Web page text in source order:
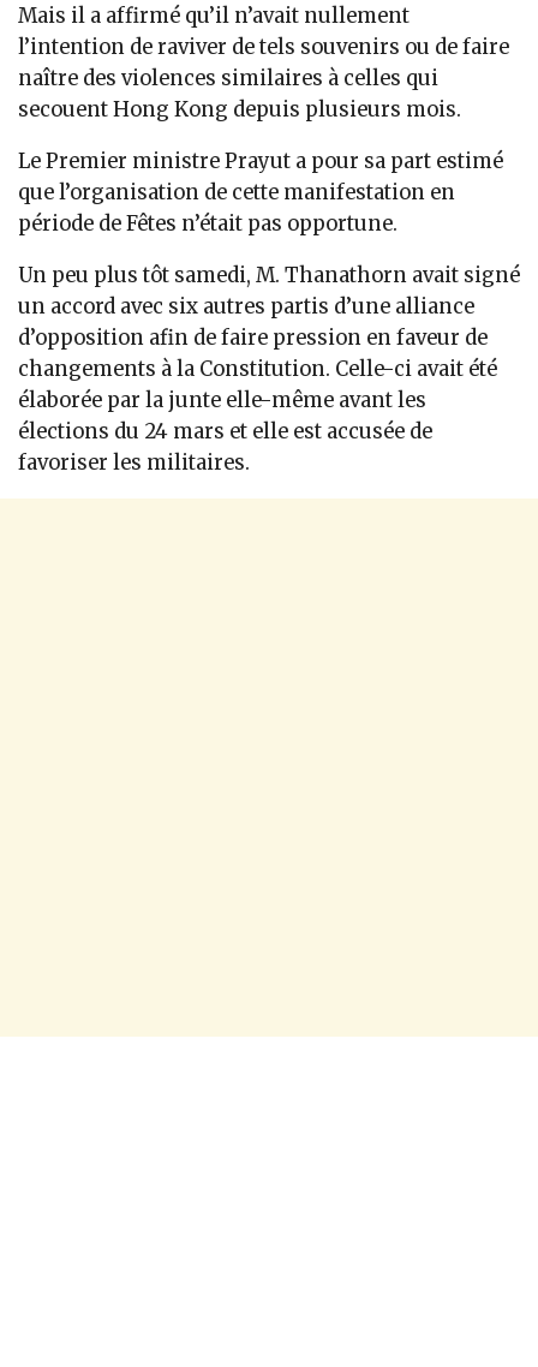
Mais il a affirmé qu’il n’avait nullement
l’intention de raviver de tels souvenirs ou de faire
naître des violences similaires à celles qui
secouent Hong Kong depuis plusieurs mois.
Le Premier ministre Prayut a pour sa part estimé
que l’organisation de cette manifestation en
période de Fêtes n’était pas opportune.
Un peu plus tôt samedi, M. Thanathorn avait signé
un accord avec six autres partis d’une alliance
d’opposition afin de faire pression en faveur de
changements à la Constitution. Celle-ci avait été
élaborée par la junte elle-même avant les
élections du 24 mars et elle est accusée de
favoriser les militaires.